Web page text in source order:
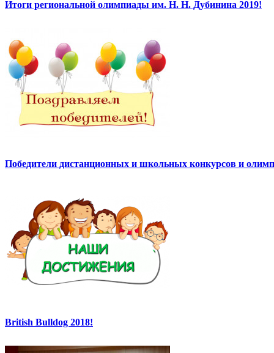
Итоги региональной олимпиады им. Н. Н. Дубинина 2019!
Победители дистанционных и школьных конкурсов и
British Bulldog 2018!